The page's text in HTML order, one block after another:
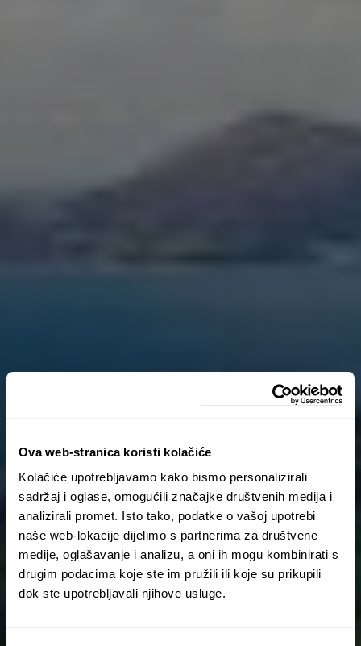
Ova web-stranica koristi kolačiće
Kolačiće upotrebljavamo kako bismo personalizirali
sadržaj i oglase, omogućili značajke društvenih medija i
analizirali promet. Isto tako, podatke o vašoj upotrebi
naše web-lokacije dijelimo s partnerima za društvene
medije, oglašavanje i analizu, a oni ih mogu kombinirati s
drugim podacima koje ste im pružili ili koje su prikupili
dok ste upotrebljavali njihove usluge.